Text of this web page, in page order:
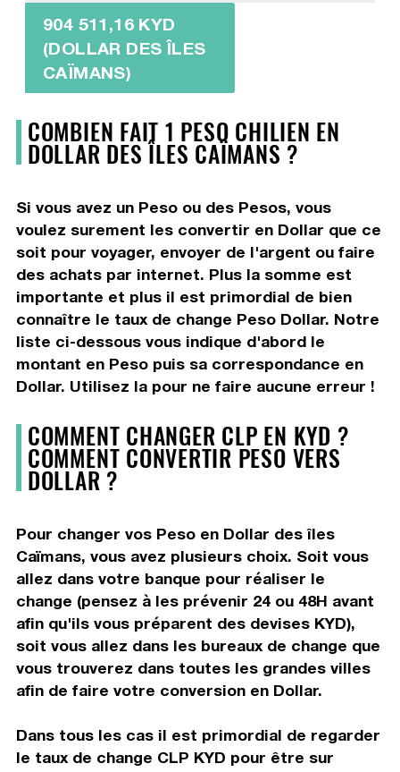
904 511,16 KYD
(DOLLAR DES ÎLES
CAÏMANS)
COMBIEN FAIT 1 PESO CHILIEN EN
DOLLAR DES ÎLES CAÏMANS ?
Si vous avez un Peso ou des Pesos, vous
voulez surement les convertir en Dollar que ce
soit pour voyager, envoyer de l'argent ou faire
des achats par internet. Plus la somme est
importante et plus il est primordial de bien
connaître le taux de change Peso Dollar. Notre
liste ci-dessous vous indique d'abord le
montant en Peso puis sa correspondance en
Dollar. Utilisez la pour ne faire aucune erreur !
COMMENT CHANGER CLP EN KYD ?
COMMENT CONVERTIR PESO VERS
DOLLAR ?
Pour changer vos Peso en Dollar des îles
Caïmans, vous avez plusieurs choix. Soit vous
allez dans votre banque pour réaliser le
change (pensez à les prévenir 24 ou 48H avant
afin qu'ils vous préparent des devises KYD),
soit vous allez dans les bureaux de change que
vous trouverez dans toutes les grandes villes
afin de faire votre conversion en Dollar.
Dans tous les cas il est primordial de regarder
le taux de change CLP KYD pour être sur